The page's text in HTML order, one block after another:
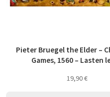
Pieter Bruegel the Elder –
Games, 1560 – Lasten
19,90€